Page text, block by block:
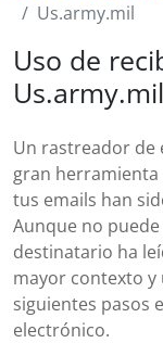
Us.army.mil
Uso de
Un rastreador de
gran herramienta
tus emails han
Aunque no
destinatario ha
mayor contexto
siguientes pasos
electrónico.